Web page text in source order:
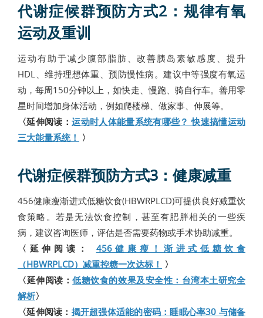
代谢症候群预防方式2：规律有氧
运动及重训
运动有助于减少腹部脂肪、改善胰岛素敏感度、提升
HDL、维持理想体重、预防慢性病。建议中等强度有氧运
动，每周150分钟以上，如快走、慢跑、骑自行车。善用零
星时间增加身体活动，例如爬楼梯、做家事、伸展等。
〈延伸阅读：运动时人体能量系统有哪些？ 快速搞懂运动
三大能量系统！ 〉
代谢症候群预防方式3：健康减重
456健康瘦渐进式低糖饮食(HBWRPLCD)可提供良好减重饮
食策略。若是无法饮食控制，甚至有肥胖相关的一些疾
病，建议咨询医师，评估是否需要药物或手术协助减重。
〈延伸阅读： 456健康瘦！渐进式低糖饮食
（HBWRPLCD）减重控糖一次达标！ 〉
〈延伸阅读：低糖饮食的效果及安全性：台湾本土研究全
解析〉
〈延伸阅读： 揭开超强体适能的密码：睡眠心率30 与储备